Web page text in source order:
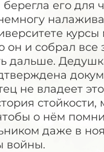
его для
и собрал
дальше.
не владеет
стойкости,
о нём
даже в
войны.